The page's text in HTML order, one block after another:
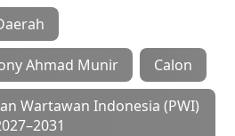
Ahmad Munir Calon
Wartawan Indonesia (PWI)